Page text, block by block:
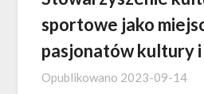
sportowe jako
pasjonatów kultury
Opublikowano 2023-09-14